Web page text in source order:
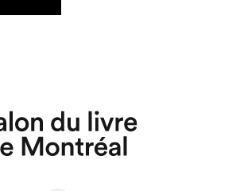
Que cherchez-vous?